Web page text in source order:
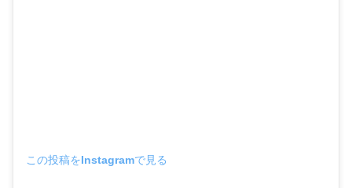
この投稿をInstagramで見る